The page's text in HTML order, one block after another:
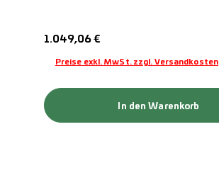
Regulärer Preis:
1.049,06 €
Preise exkl. MwSt. zzgl. Versandkosten
In den Warenkorb